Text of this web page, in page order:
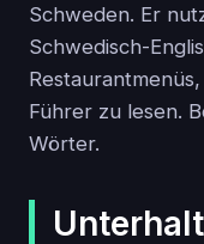
Schweden. Er
Schwedisch-
Führer zu lesen.
Wörter.